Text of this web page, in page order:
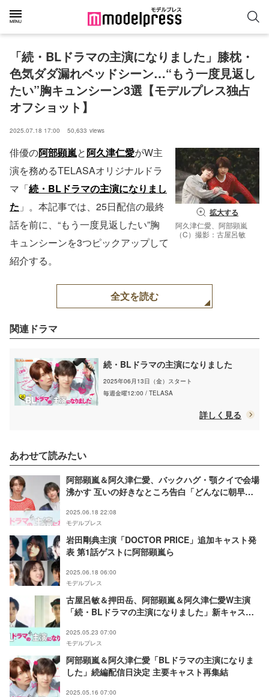
「続・BLドラマの主演になりました」膝枕・
色気ダダ漏れベッドシーン…“もう一度見返し
たい”胸キュンシーン3選【モデルプレス独占
オフショット】
2025.07.18 17:00 50,633 views
拡大する
阿久津仁愛、阿部顕嵐
（C）撮影：古屋呂敏
俳優の阿部顕嵐と阿久津仁愛がW主
演を務めるTELASAオリジナルドラ
マ「続・BLドラマの主演になりまし
た 」。本記事では、25日配信の最終
話を前に、“もう一度見返したい”胸
キュンシーンを3つピックアップして
紹介する。
全文を読む
関連ドラマ
続・BLドラマの主演になりました
2025年06月13日（金）スタート
毎週金曜12:00 / TELASA
詳しく見る
あわせて読みたい
阿部顕嵐＆阿久津仁愛、バックハグ・顎クイで会場
沸かす 互いの好きなところ告白「どんなに朝早く
た】
2025.06.18 22:08
モデルプレス
岩田剛典主演「DOCTOR PRICE」追加キャスト発
表 第1話ゲストに阿部顕嵐ら
2025.06.18 06:00
モデルプレス
古屋呂敏＆押田岳、阿部顕嵐＆阿久津仁愛W主演
「続・BLドラマの主演になりました」新キャスト
2025.05.23 07:00
モデルプレス
阿部顕嵐＆阿久津仁愛「BLドラマの主演になりま
した」続編配信日決定 主要キャスト再集結
2025.05.16 07:00